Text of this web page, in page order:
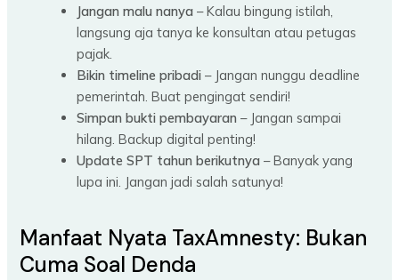
Jangan malu nanya – Kalau bingung istilah,
langsung aja tanya ke konsultan atau petugas
pajak.
Bikin timeline pribadi – Jangan nunggu deadline
pemerintah. Buat pengingat sendiri!
Simpan bukti pembayaran – Jangan sampai
hilang. Backup digital penting!
Update SPT tahun berikutnya – Banyak yang
lupa ini. Jangan jadi salah satunya!
Manfaat Nyata TaxAmnesty: Bukan
Cuma Soal Denda